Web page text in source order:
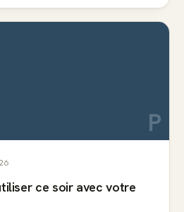
P
ce soir avec votre